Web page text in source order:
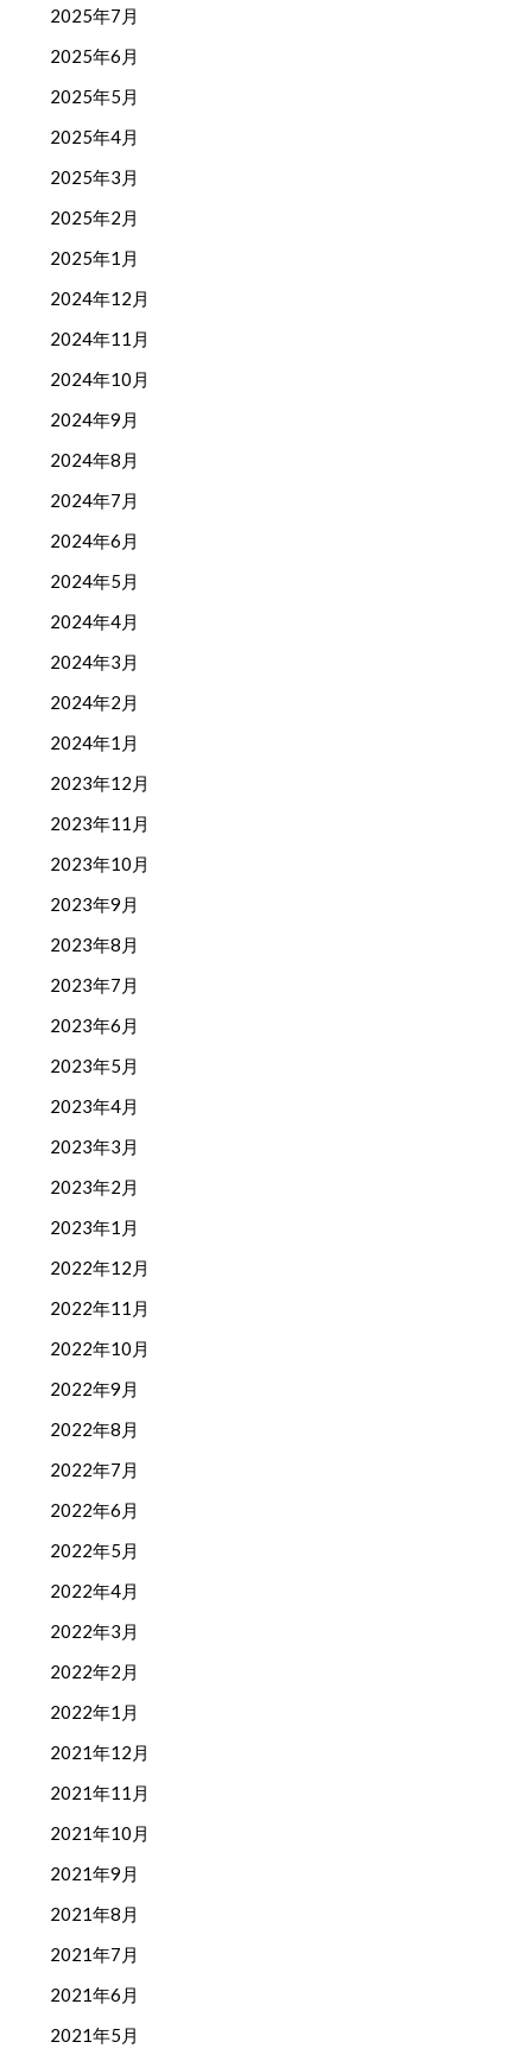
2025年7月
2025年6月
2025年5月
2025年4月
2025年3月
2025年2月
2025年1月
2024年12月
2024年11月
2024年10月
2024年9月
2024年8月
2024年7月
2024年6月
2024年5月
2024年4月
2024年3月
2024年2月
2024年1月
2023年12月
2023年11月
2023年10月
2023年9月
2023年8月
2023年7月
2023年6月
2023年5月
2023年4月
2023年3月
2023年2月
2023年1月
2022年12月
2022年11月
2022年10月
2022年9月
2022年8月
2022年7月
2022年6月
2022年5月
2022年4月
2022年3月
2022年2月
2022年1月
2021年12月
2021年11月
2021年10月
2021年9月
2021年8月
2021年7月
2021年6月
2021年5月